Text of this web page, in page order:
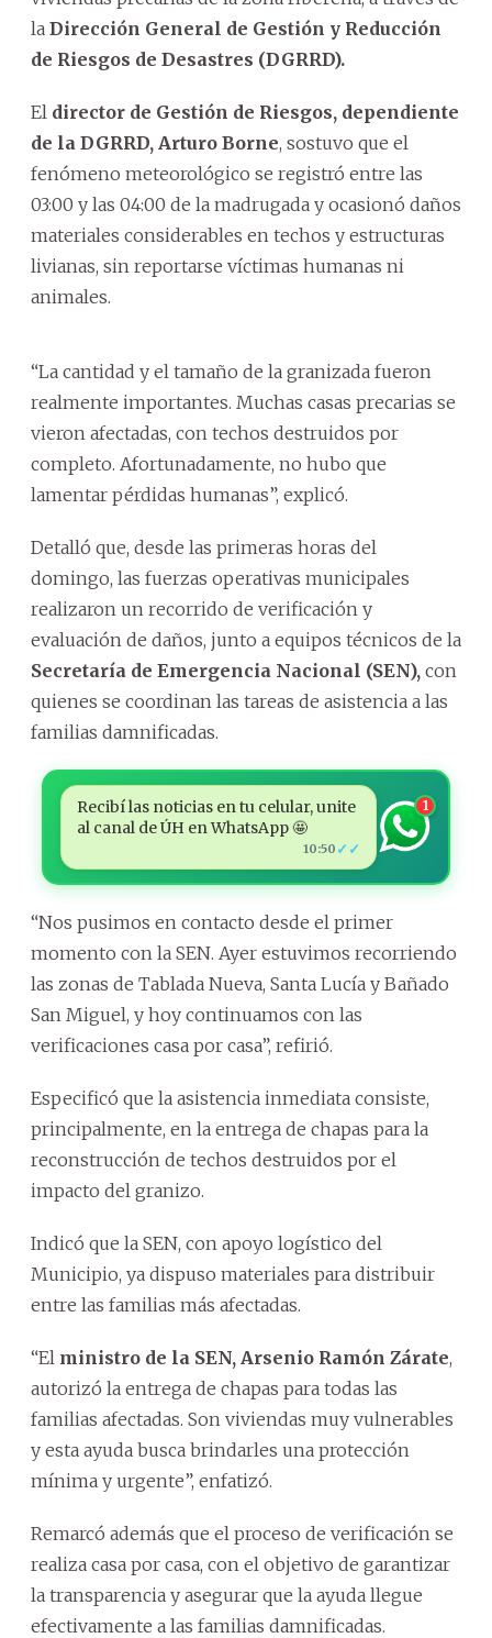
la Dirección General de Gestión y Reducción
de Riesgos de Desastres (DGRRD).
El director de Gestión de Riesgos, dependiente
de la DGRRD, Arturo Borne, sostuvo que el
fenómeno meteorológico se registró entre las
03:00 y las 04:00 de la madrugada y ocasionó daños
materiales considerables en techos y estructuras
livianas, sin reportarse víctimas humanas ni
animales.
“La cantidad y el tamaño de la granizada fueron
realmente importantes. Muchas casas precarias se
vieron afectadas, con techos destruidos por
completo. Afortunadamente, no hubo que
lamentar pérdidas humanas”, explicó.
Detalló que, desde las primeras horas del
domingo, las fuerzas operativas municipales
realizaron un recorrido de verificación y
evaluación de daños, junto a equipos técnicos de la
Secretaría de Emergencia Nacional (SEN), con
quienes se coordinan las tareas de asistencia a las
familias damnificadas.
Recibí las noticias en tu celular, unite
al canal de ÚH en WhatsApp 🤩
10:50 ✓✓
1
“Nos pusimos en contacto desde el primer
momento con la SEN. Ayer estuvimos recorriendo
las zonas de Tablada Nueva, Santa Lucía y Bañado
San Miguel, y hoy continuamos con las
verificaciones casa por casa”, refirió.
Especificó que la asistencia inmediata consiste,
principalmente, en la entrega de chapas para la
reconstrucción de techos destruidos por el
impacto del granizo.
Indicó que la SEN, con apoyo logístico del
Municipio, ya dispuso materiales para distribuir
entre las familias más afectadas.
“El ministro de la SEN, Arsenio Ramón Zárate,
autorizó la entrega de chapas para todas las
familias afectadas. Son viviendas muy vulnerables
y esta ayuda busca brindarles una protección
mínima y urgente”, enfatizó.
Remarcó además que el proceso de verificación se
realiza casa por casa, con el objetivo de garantizar
la transparencia y asegurar que la ayuda llegue
efectivamente a las familias damnificadas.